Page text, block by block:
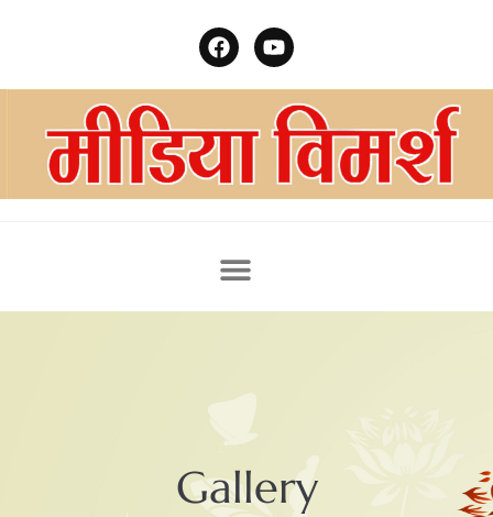
Gallery